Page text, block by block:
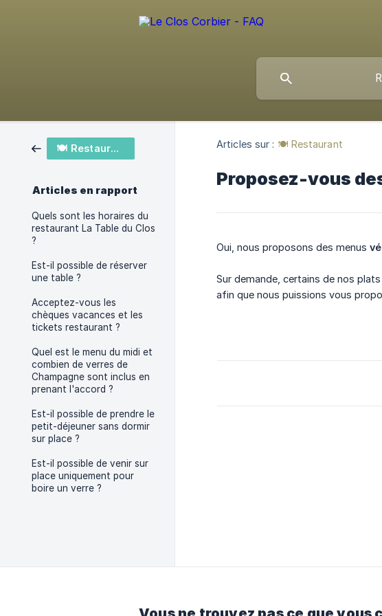
🍽️ Restaurant
Articles en rapport
Quels sont les horaires du
restaurant La Table du Clos
?
Est-il possible de réserver
une table ?
Acceptez-vous les
chèques vacances et les
tickets restaurant ?
Quel est le menu du midi et
combien de verres de
Champagne sont inclus en
prenant l'accord ?
Est-il possible de prendre le
petit-déjeuner sans dormir
sur place ?
Est-il possible de venir sur
place uniquement pour
boire un verre ?
Articles sur : 🍽️ Restaurant
Proposez-vous
Oui, nous proposons des menus
Sur demande, certains de nos
afin que nous puissions vous